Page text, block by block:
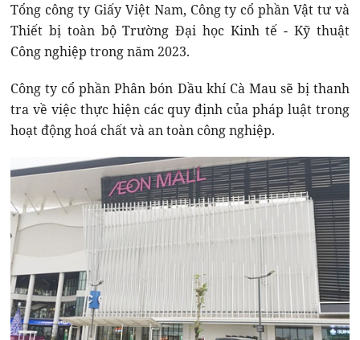
Tổng công ty Giấy Việt Nam, Công ty cổ phần Vật tư và
Thiết bị toàn bộ Trường Đại học Kinh tế - Kỹ thuật
Công nghiệp trong năm 2023.
Công ty cổ phần Phân bón Dầu khí Cà Mau sẽ bị thanh
tra về việc thực hiện các quy định của pháp luật trong
hoạt động hoá chất và an toàn công nghiệp.